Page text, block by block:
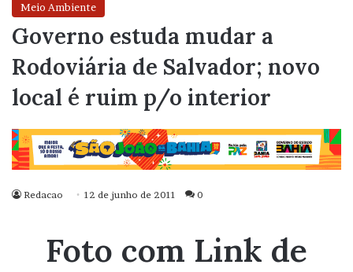
Meio Ambiente
Governo estuda mudar a
Rodoviária de Salvador; novo
local é ruim p/o interior
Redacao 12 de junho de 2011 0
Foto com Link de